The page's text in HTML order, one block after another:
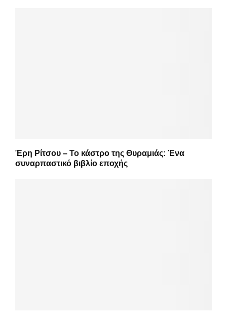
Έρη Ρίτσου – Το κάστρο της Θυραμιάς: Ένα
συναρπαστικό βιβλίο εποχής